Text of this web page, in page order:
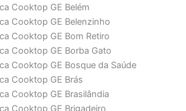
Cooktop GE Belém
Cooktop GE Belenzinho
Cooktop GE Bom Retiro
Cooktop GE Borba Gato
Cooktop GE Bosque da Saúde
Cooktop GE Brás
Cooktop GE Brasilândia
Cooktop GE Brigadeiro